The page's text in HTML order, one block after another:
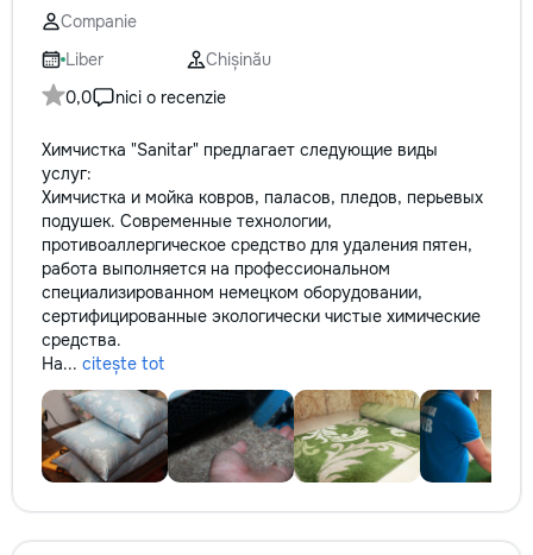
la fiecare detaliu. Contactați-ne
pentru o consultație gratuită și un
deviz fără obligații: 069 376 542
+373 603 31 178 Viber | WhatsApp
consultații și programări. Deviz
gratuit Consultanță profesională
Soluții pentru orice buget
Reparații executate la timp și cu
responsabilitate. Transformăm
ideile în locuințe confortabile,
moderne și funcționale! Calitatea
noastră – liniștea și confortul
dumneavoastră!
Companie
Liber
Chișinău
0,0
nici o recenzie
Химчистка "Sanitar" предлагает следующие виды
услуг:
Химчистка и мойка ковров, паласов, пледов, перьевых
подушек. Современные технологии,
противоаллергическое средство для удаления пятен,
работа выполняется на профессиональном
специализированном немецком оборудовании,
сертифицированные экологически чистые химические
средства.
На... citește tot